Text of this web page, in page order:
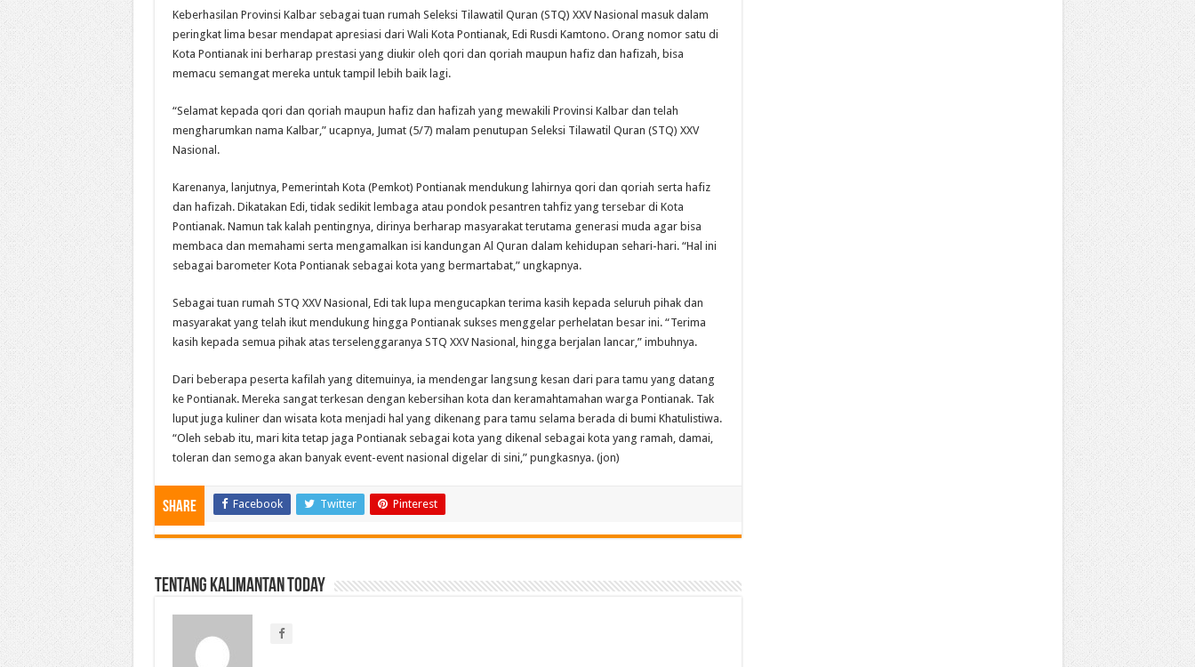
Keberhasilan Provinsi Kalbar sebagai tuan rumah Seleksi Tilawatil Quran (STQ) XXV Nasional masuk dalam
peringkat lima besar mendapat apresiasi dari Wali Kota Pontianak, Edi Rusdi Kamtono. Orang nomor satu di
Kota Pontianak ini berharap prestasi yang diukir oleh qori dan qoriah maupun hafiz dan hafizah, bisa
memacu semangat mereka untuk tampil lebih baik lagi.
“Selamat kepada qori dan qoriah maupun hafiz dan hafizah yang mewakili Provinsi Kalbar dan telah
mengharumkan nama Kalbar,” ucapnya, Jumat (5/7) malam penutupan Seleksi Tilawatil Quran (STQ) XXV
Nasional.
Karenanya, lanjutnya, Pemerintah Kota (Pemkot) Pontianak mendukung lahirnya qori dan qoriah serta hafiz
dan hafizah. Dikatakan Edi, tidak sedikit lembaga atau pondok pesantren tahfiz yang tersebar di Kota
Pontianak. Namun tak kalah pentingnya, dirinya berharap masyarakat terutama generasi muda agar bisa
membaca dan memahami serta mengamalkan isi kandungan Al Quran dalam kehidupan sehari-hari. “Hal ini
sebagai barometer Kota Pontianak sebagai kota yang bermartabat,” ungkapnya.
Sebagai tuan rumah STQ XXV Nasional, Edi tak lupa mengucapkan terima kasih kepada seluruh pihak dan
masyarakat yang telah ikut mendukung hingga Pontianak sukses menggelar perhelatan besar ini. “Terima
kasih kepada semua pihak atas terselenggaranya STQ XXV Nasional, hingga berjalan lancar,” imbuhnya.
Dari beberapa peserta kafilah yang ditemuinya, ia mendengar langsung kesan dari para tamu yang datang
ke Pontianak. Mereka sangat terkesan dengan kebersihan kota dan keramahtamahan warga Pontianak. Tak
luput juga kuliner dan wisata kota menjadi hal yang dikenang para tamu selama berada di bumi Khatulistiwa.
“Oleh sebab itu, mari kita tetap jaga Pontianak sebagai kota yang dikenal sebagai kota yang ramah, damai,
toleran dan semoga akan banyak event-event nasional digelar di sini,” pungkasnya. (jon)
Share Facebook Twitter Pinterest
Tentang Kalimantan Today